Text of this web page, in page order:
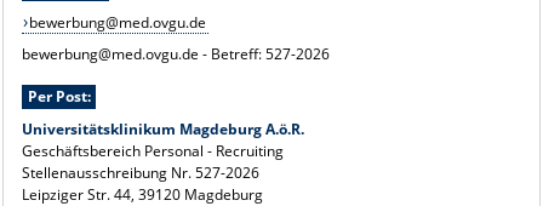
bewerbung@med.ovgu.de
bewerbung@med.ovgu.de - Betreff: 527-2026
Per Post:
Universitätsklinikum Magdeburg A.ö.R.
Geschäftsbereich Personal - Recruiting
Stellenausschreibung Nr. 527-2026
Leipziger Str. 44, 39120 Magdeburg